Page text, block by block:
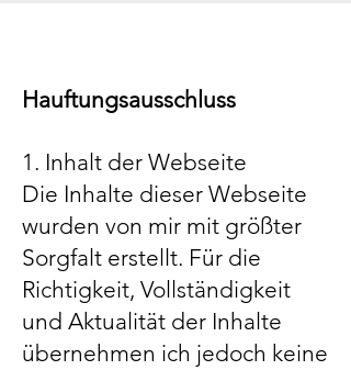
Hauftungsausschluss
1. Inhalt der Webseite
Die Inhalte dieser Webseite
wurden von mir mit größter
Sorgfalt erstellt. Für die
Richtigkeit, Vollständigkeit
und Aktualität der Inhalte
übernehmen ich jedoch keine